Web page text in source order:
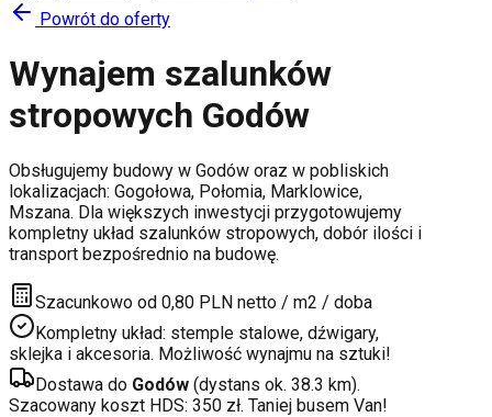
Powrót do oferty
Wynajem szalunków
stropowych Godów
Obsługujemy budowy w Godów oraz w pobliskich
lokalizacjach: Gogołowa, Połomia, Marklowice,
Mszana. Dla większych inwestycji przygotowujemy
kompletny układ szalunków stropowych, dobór ilości i
transport bezpośrednio na budowę.
Szacunkowo od 0,80 PLN netto / m2 / doba
Kompletny układ: stemple stalowe, dźwigary,
sklejka i akcesoria. Możliwość wynajmu na sztuki!
Dostawa do Godów (dystans ok. 38.3 km).
Szacowany koszt HDS: 350 zł. Taniej busem Van!